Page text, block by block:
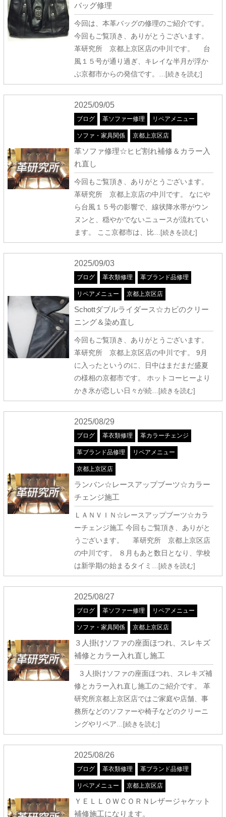
バッグ修理
今回は、本革バッグの修理のご紹介です。
今回もご覧頂き、ありがとうございます。
革研究所 京都上京区店の中川です。 台
風１５号が通り過ぎ、キレイな半月が浮か
ぶ京都市からの発信です。 …[続きを読む]
2025/09/05
ブログ 革ソファー修理 リペアメニュー
ソファ・家具関係 京都上京区店
革ソファ修理☆ヒビ割れ補修＆カラー入
れ直し
今回もご覧頂き、ありがとうございます。
革研究所 京都上京店の中川です。 なにや
ら台風１５号の影響で、線状降水帯がウン
ヌンと、穏やかでないニュースが流れてい
ます。 ここ京都市は、比…[続きを読む]
2025/09/03
ブログ 革衣類修理 革ブランド品修理
リペアメニュー 京都上京区店
Schottダブルライダース☆カビのクリー
ニング＆染め直し
今回もご覧頂き、ありがとうございます。
革研究所 京都上京区店の中川です。 9月
に入ったというのに、日中はまだまだ盛夏
の様相の京都市です。 ホットコーヒーより
かき氷が恋しい日々が続…[続きを読む]
2025/08/29
ブログ 革衣類修理 革カラーチェンジ
革ブランド品修理 リペアメニュー
京都上京区店
ランバン☆レースアップブーツ☆カラー
チェンジ施工
ＬＡＮＶＩＮ☆レースアップブーツ☆カラ
ーチェンジ施工 今回もご覧頂き、ありがと
うございます。 革研究所 京都上京区店
の中川です。 ８月もあと数日となり、学校
は新学期の始まるタイミ …[続きを読む]
2025/08/27
ブログ 革ソファー修理 リペアメニュー
ソファ・家具関係 京都上京区店
３人掛けソファの座面ほつれ、スレキズ
補修とカラー入れ直し施工
３人掛けソファの座面ほつれ、スレキズ補
修とカラー入れ直し施工のご紹介です。 革
研究所京都上京区店ではご家庭や店舗、事
務所などのソファーや椅子などのクリーニ
ングやリペア…[続きを読む]
2025/08/26
ブログ 革衣類修理 革ブランド品修理
リペアメニュー 京都上京区店
ＹＥＬＬＯＷＣＯＲＮレザージャケット
補修施工になります。